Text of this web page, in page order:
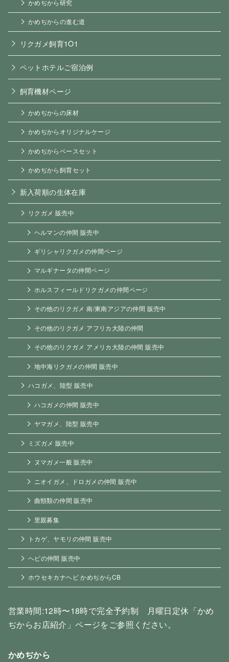
かめぢから研究
かめぢからの進む道
リクガメ飼育1O1
ペットホテルご宿泊例
飼育機材ページ
かめぢからの床材
かめぢからオリジナルケージ
かめぢからベースセット
かめぢから飼育セット
新入荷順の生体在庫
リクガメ 販売中
ヘルマンの仲間 販売中
ギリシャリクガメの仲間ページ
マルギナータの仲間ページ
ホルスフィールドリクガメの仲間ページ
その他のリクガメ 南/東南アジアの仲間 販売中
その他のリクガメ アフリカ大陸の仲間
その他のリクガメ アメリカ大陸の仲間 販売中
地中海リクガメの仲間 販売中
ハコガメ、陸型 販売中
ハコガメの仲間 販売中
ヤマガメ、陸型 販売中
ミズガメ 販売中
ヌマガメ一般 販売中
ニオイガメ、ドロガメの仲間 販売中
曲頸類の仲間 販売中
里親募集
トカゲ、ヤモリの仲間 販売中
ヘビの仲間 販売中
ホウセキカナヘビ かめぢからCB
営業時間:12時〜18時で完全予約制 月曜日定休「かめ
ぢからお店紹介」ページをご参照ください。
かめぢから